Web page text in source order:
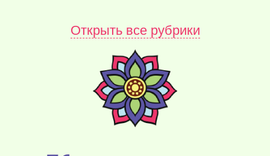
Открыть все рубрики